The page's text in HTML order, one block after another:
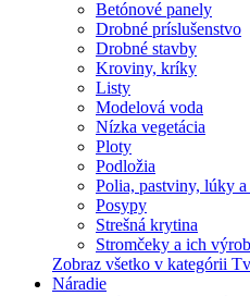
Betónové panely
Drobné príslušenstvo
Drobné stavby
Kroviny, kríky
Listy
Modelová voda
Nízka vegetácia
Ploty
Podložia
Polia, pastviny, lúky a
Posypy
Strešná krytina
Stromčeky a ich
Zobraz všetko v kategórii
Náradie